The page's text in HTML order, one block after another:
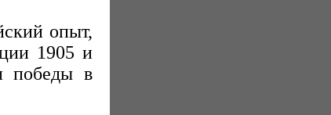
опыт,
1905 и
победы в